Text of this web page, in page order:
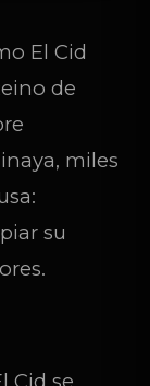
El Cid
de
miles
su
Cid se